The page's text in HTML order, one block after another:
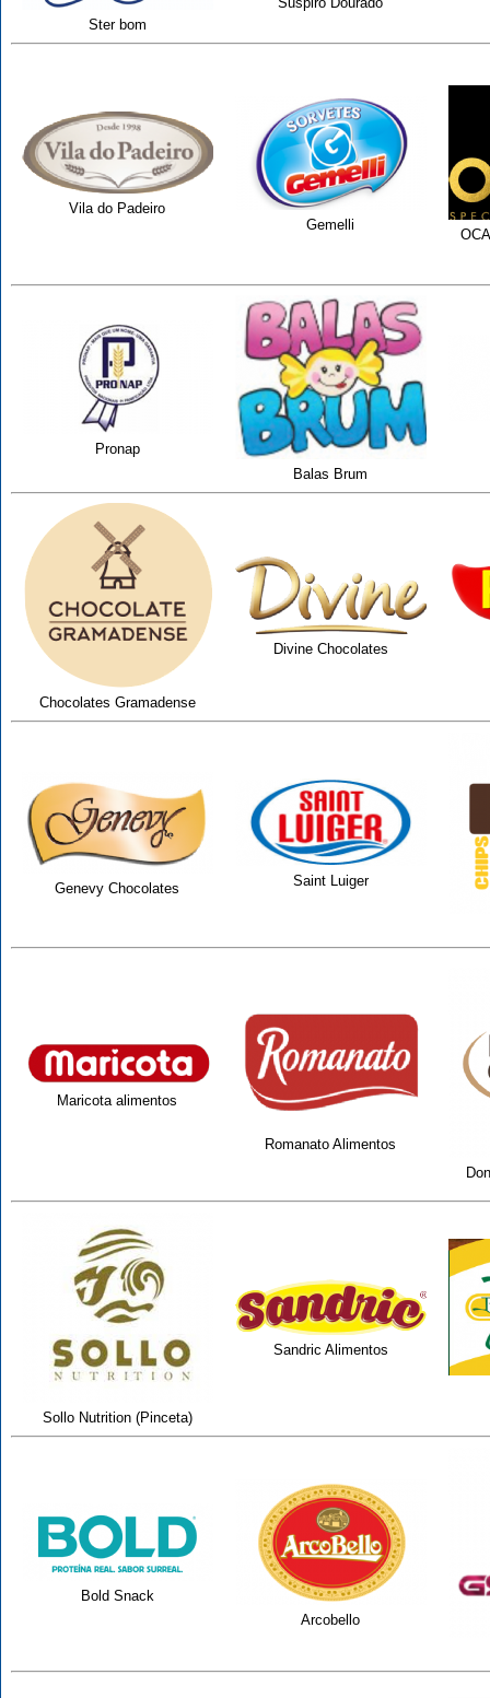
Ster bom
Vila do Padeiro
Gemelli
Pronap
Balas Brum
Chocolates Gramadense
Divine Chocolates
Genevy Chocolates Saint Luiger
Maricota alimentos
Romanato Alimentos
Sollo Nutrition (Pinceta)
Sandric Alimentos
Bold Snack
Arcobello